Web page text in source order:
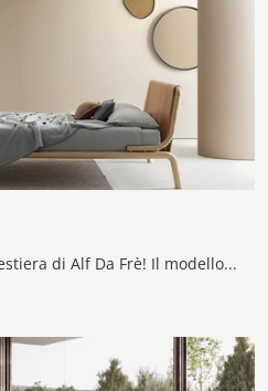
Clicca e scopri i Letti con testiera di Alf Da Frè! Il modello Rovì in legno ti sta aspettando nelle versioni matrimoniali.